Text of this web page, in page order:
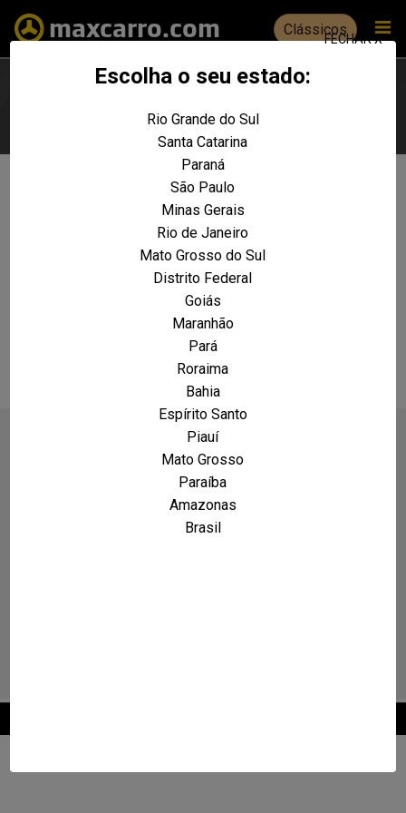
Escolha o seu estado:
FECHAR X
Rio Grande do Sul
Santa Catarina
Paraná
São Paulo
Minas Gerais
Rio de Janeiro
Mato Grosso do Sul
Distrito Federal
Goiás
Maranhão
Pará
Roraima
Bahia
Espírito Santo
Piauí
Mato Grosso
Paraíba
Amazonas
Brasil
Clássicos
Não foram encontrados resultados
para a sua pesquisa:
C8 Exclusive 2.0 16V 138cv 5p
REALIZE UMA NOVA PESQUISA E TENTE ENCONTRAR O VEÍCULO QUE VOCÊ